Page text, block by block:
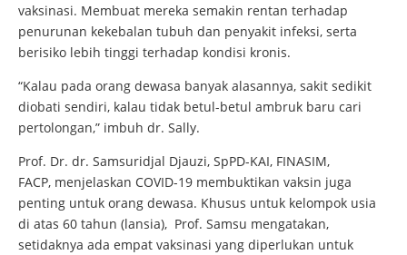
vaksinasi. Membuat mereka semakin rentan terhadap
penurunan kekebalan tubuh dan penyakit infeksi, serta
berisiko lebih tinggi terhadap kondisi kronis.
“Kalau pada orang dewasa banyak alasannya, sakit sedikit
diobati sendiri, kalau tidak betul-betul ambruk baru cari
pertolongan,” imbuh dr. Sally.
Prof. Dr. dr. Samsuridjal Djauzi, SpPD-KAI, FINASIM,
FACP, menjelaskan COVID-19 membuktikan vaksin juga
penting untuk orang dewasa. Khusus untuk kelompok usia
di atas 60 tahun (lansia), Prof. Samsu mengatakan,
setidaknya ada empat vaksinasi yang diperlukan untuk